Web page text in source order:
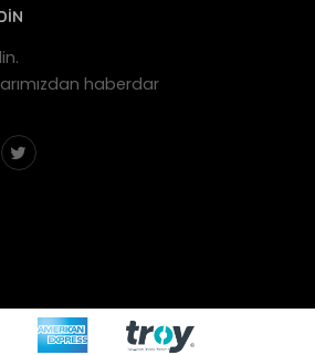
haberdar